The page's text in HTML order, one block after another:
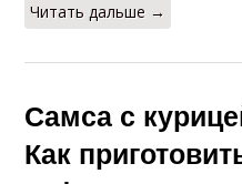
Читать дальше →
Самса с
Как